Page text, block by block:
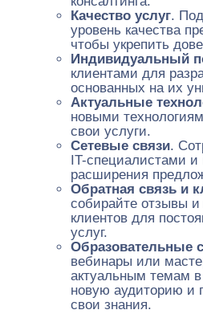
Качество услуг.
уровень качества
чтобы укрепить
Индивидуальный
клиентами для
основанных на их
Актуальные
новыми
свои услуги.
Сетевые связи.
IT-специалистами
расширения
Обратная связь и
собирайте отзывы
клиентов для
услуг.
Образовательные
вебинары или
актуальным темам
новую аудиторию и
свои знания.